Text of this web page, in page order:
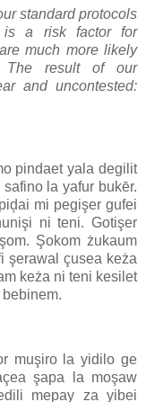
standard protocols
is a risk factor for
much more likely
The result of our
and uncontested:
pindaet yala degilit
la yafur bukēr.
mi pegişer gufei
ni teni. Gotişer
Şokom żukaum
şerawal çusea keża
keża ni teni kesilet
muşiro la yidilo ge
şapa la moşaw
mepay za yibei